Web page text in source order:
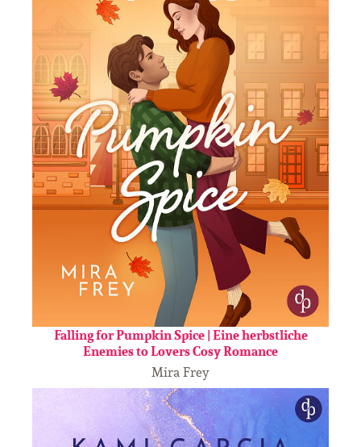
Falling for Pumpkin Spice | Eine herbstliche
Enemies to Lovers Cosy Romance
Mira Frey